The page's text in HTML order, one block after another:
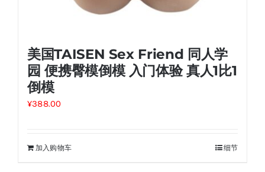
美国TAISEN Sex Friend 同人学
园 便携臀模倒模 入门体验 真人1比1
倒模
¥388.00
加入购物车 细节